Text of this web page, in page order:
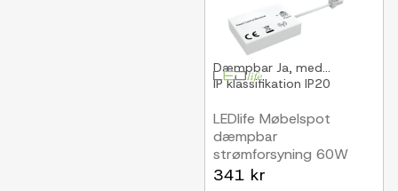
Dæmpbar Ja, med...
IP klassifikation IP20
LEDlife Møbelspot
dæmpbar
strømforsyning 60W
Til Sono og Reco
341 kr